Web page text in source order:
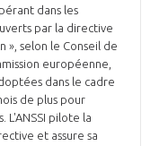
dans les
par la directive
», selon le Conseil de
européenne,
dans le cadre
de plus pour
L'ANSSI pilote la
et assure sa